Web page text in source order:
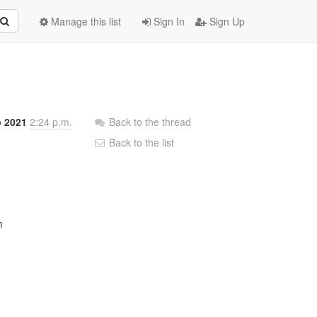
Sign In Sign Up
Manage this list
2021 2:24 p.m.
Back to the thread
Back to the list